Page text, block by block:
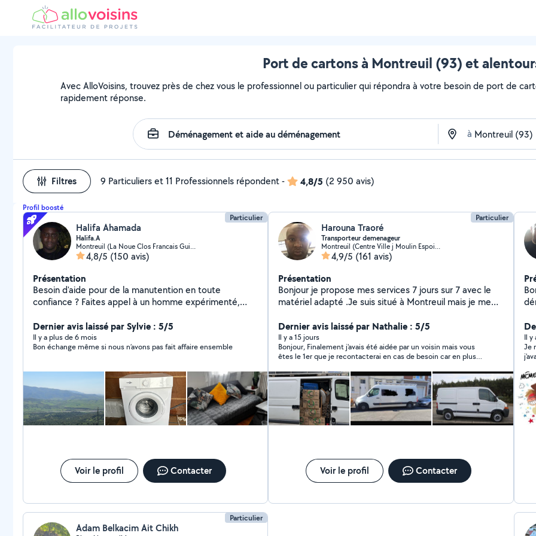
Port de cartons à Montreuil (93) et
Avec AlloVoisins, trouvez près de chez vous le professionnel ou particulier qui répondra à votre besoin de port de
rapidement réponse.
à
Filtres 9 Particuliers et 11 Professionnels répondent- 4,8/5 (2 950 avis)
Profil boosté
Particulier
Halifa Ahamada
Halifa.A
Montreuil (La Noue Clos Francais Guilands 4)
4,8/5 (150 avis)
Présentation
Besoin d'aide pour de la manutention en toute
confiance ? Faites appel à un homme expérimenté,
avec sérieux, efficacité et soin. Objets fragiles,
meubles lourds je m'occupe de tout. Respect des
délais, matériel adapté, service personnalisé : votre
Dernier avis laissé par Sylvie : 5/5
Il y a plus de 6 mois
Bon échange même si nous n’avons pas fait affaire ensemble
Voir le profil Contacter
Particulier
Harouna Traoré
Transporteur demenageur
Montreuil (Centre Ville j Moulin Espoir 2)
4,9/5 (161 avis)
Présentation
Bonjour je propose mes services 7 jours sur 7 avec le
matériel adapté .Je suis situé à Montreuil mais je me
pour ceux qui m'accorderont leurs confiance.
Dernier avis laissé par Nathalie : 5/5
Il y a 15 jours
Bonjour, Finalement j'avais été aidée par un voisin mais vous
êtes le 1er que je recontacterai en cas de besoin car en plus
des prix très intéressants. Nathalie
Voir le profil Contacter
Bonjour, Avec
Il y
Je
Particulier
Adam Belkacim Ait Chikh